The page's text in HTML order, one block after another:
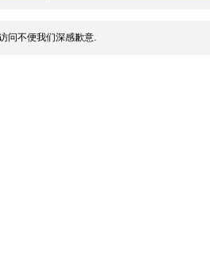
问不便我们深感歉意.